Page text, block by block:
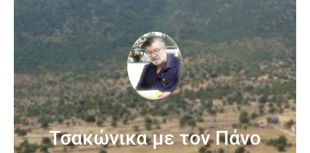
Τσακώνικα με τον Πάνο